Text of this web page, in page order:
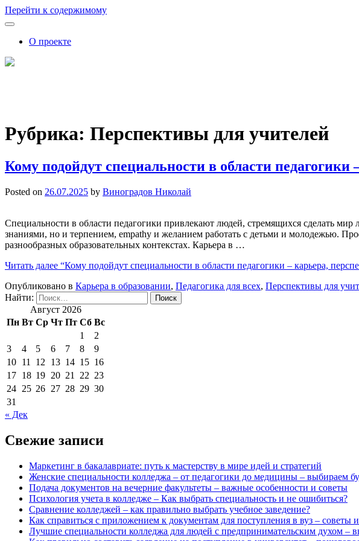
Перейти к содержимому
О проекте
Рубрика: Перспективы для учителей
Кому подойдут специальности в области
Posted on 26.07.2025 by Виноградов Николай
Специальности в области педагогики привлекают людей, стремящихся сделать мир
знаниями, но и терпением, empathy и желанием работать с детьми и молодежью.
разнообразных образовательных контекстах. Карьера в …
Читать далее “Кому подойдут специальности в области педагогики – карьера,
Опубликовано в Карьера в образовании, Педагогика для всех, Перспективы для
Найти:
Август 2026
Пн Вт Ср Чт Пт Сб Вс
1
2
3
4 5 6 7 8
9
10 11 12 13 14 15 16
17 18 19 20 21 22 23
24 25 26 27 28 29 30
31
« Дек
Свежие записи
Маркетинг в бакалавриате: путь к мастерству в мире идей и стратегий
Женские специальности колледжа – от педагогики до медицины – выбираем
Подача документов на вечерние факультеты – важные особенности и советы
Психология учета в колледже – Как выбрать специальность и не ошибиться?
Сравнение колледжей – как правильно выбрать учебное заведение?
Как справиться с приложением к документам для поступления в вуз – советы
Лучшие специальности колледжа для людей с предпринимательским духом –